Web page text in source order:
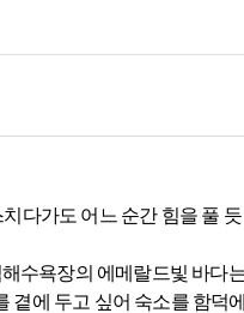
다가도 어느 순간 힘을 풀 듯
수욕장의 에메랄드빛 바다
곁에 두고 싶어 숙소를 함덕